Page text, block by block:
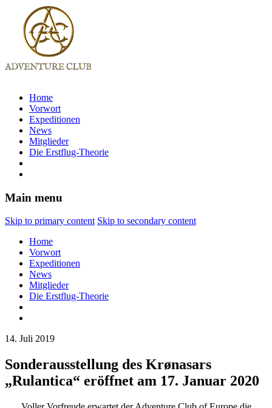
Home
Vorwort
Expeditionen
News
Mitglieder
Die Erstflug-Theorie
Main menu
Skip to primary content Skip to secondary content
Home
Vorwort
Expeditionen
News
Mitglieder
Die Erstflug-Theorie
14. Juli 2019
Sonderausstellung des Krønasars
„Rulantica“ eröffnet am 17. Januar 2020